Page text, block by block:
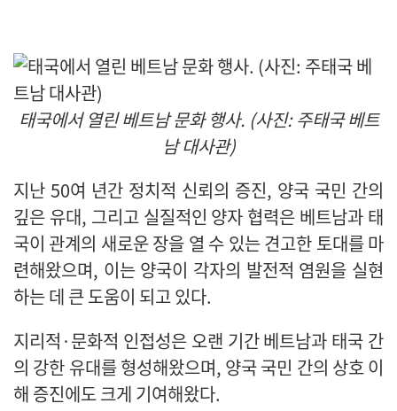
태국에서 열린 베트남 문화 행사. (사진: 주태국 베트
남 대사관)
지난 50여 년간 정치적 신뢰의 증진, 양국 국민 간의
깊은 유대, 그리고 실질적인 양자 협력은 베트남과 태
국이 관계의 새로운 장을 열 수 있는 견고한 토대를 마
련해왔으며, 이는 양국이 각자의 발전적 염원을 실현
하는 데 큰 도움이 되고 있다.
지리적·문화적 인접성은 오랜 기간 베트남과 태국 간
의 강한 유대를 형성해왔으며, 양국 국민 간의 상호 이
해 증진에도 크게 기여해왔다.